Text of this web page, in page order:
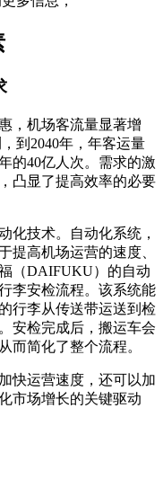
，机场客流量显著增
到2040年，年客运量
的40亿人次。需求的激
凸显了提高效率的必要
化技术。自动化系统，
提高机场运营的速度、
（DAIFUKU）的自动
李安检流程。该系统能
行李从传送带运送到检
安检完成后，搬运车会
而简化了整个流程。
快运营速度，还可以加
市场增长的关键驱动